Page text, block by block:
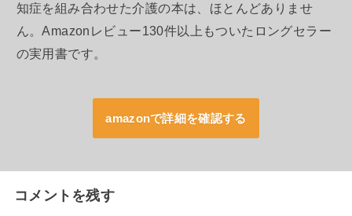
知症を組み合わせた介護の本は、ほとんどありませ
ん。Amazonレビュー130件以上もついたロングセラー
の実用書です。
amazonで詳細を確認する
コメントを残す